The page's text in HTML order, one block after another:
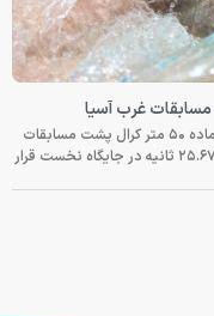
هومر عباسی، شناگر تیم ملی ایران، در دور مقدماتی ماده ۵۰ متر کرال پشت مسابقات